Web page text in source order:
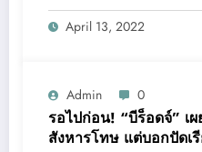
April 13, 2022
Admin 0
รอไปก่อน! “บีร็อดจ์” เ
สังหารโทษ แต่บอกปัดเ